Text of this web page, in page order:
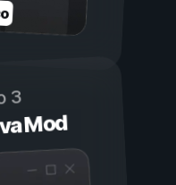
3
Mod